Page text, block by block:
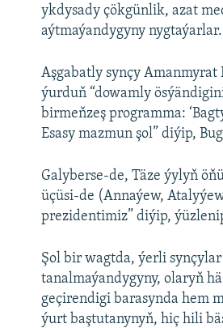
ykdysady çökgünlik, azat
aýtmaýandygyny nygtaýarlar.
Aşgabatly synçy
ýurduň “dowamly
birmeňzeş programma:
Esasy mazmun şol” diýip,
Galyberse-de, Täze ýylyň
üçüsi-de (Annaýew,
prezidentimiz” diýip,
Şol bir wagtda, ýerli
tanalmaýandygyny, olaryň
geçirendigi barasynda hem
ýurt baştutanynyň, hiç hili